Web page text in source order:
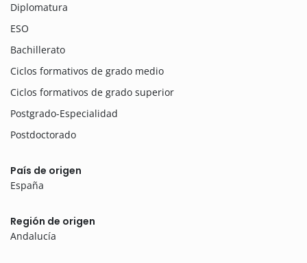
Diplomatura
ESO
Bachillerato
Ciclos formativos de grado medio
Ciclos formativos de grado superior
Postgrado-Especialidad
Postdoctorado
País de origen
España
Región de origen
Andalucía